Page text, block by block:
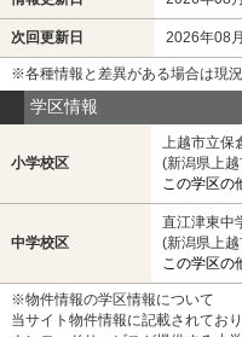
次回更新日 2026年08
※各種情報と差異がある場合は現
学区情報
小学校区
上越市立保
(新潟県上
この学区の
中学校区
直江津東中
(新潟県上
この学区の
※物件情報の学区情報について
当サイト物件情報に記載されてお